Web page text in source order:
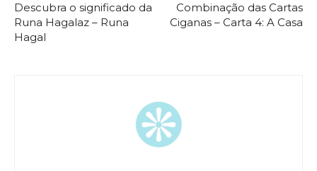
Descubra o significado da
Runa Hagalaz – Runa
Hagal
Combinação das Cartas
Ciganas – Carta 4: A Casa